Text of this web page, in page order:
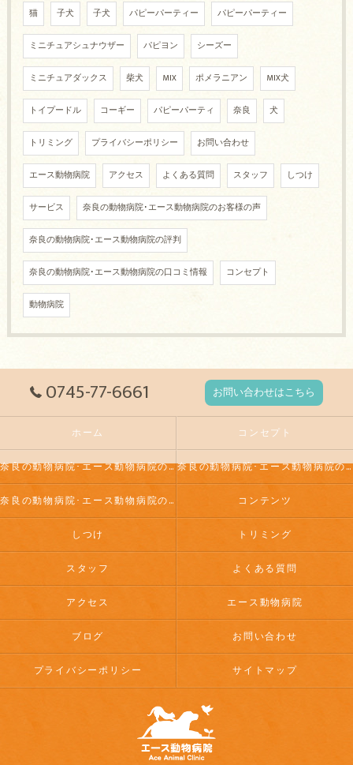
猫 子犬 子犬 パピーパーティー パピーパーティー
ミニチュアシュナウザー パピヨン シーズー
ミニチュアダックス 柴犬 MIX ポメラニアン MIX犬
トイプードル コーギー パピーパーティ 奈良 犬
トリミング プライバシーポリシー お問い合わせ
エース動物病院 アクセス よくある質問 スタッフ しつけ
サービス 奈良の動物病院･エース動物病院のお客様の声
奈良の動物病院･エース動物病院の評判
奈良の動物病院･エース動物病院の口コミ情報 コンセプト
動物病院
0745-77-6661 お問い合わせはこちら
ホーム コンセプト
奈良の動物病院･エース動物病院の口コミ情報 奈良の動物病院･エース動物病院の評判
奈良の動物病院･エース動物病院のお客様の声 コンテンツ
しつけ トリミング
スタッフ よくある質問
アクセス エース動物病院
ブログ お問い合わせ
プライバシーポリシー サイトマップ